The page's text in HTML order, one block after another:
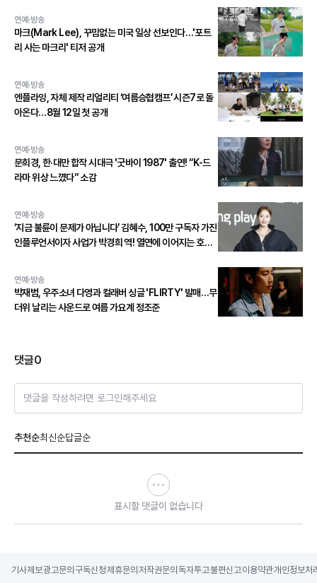
연예·방송
마크(Mark Lee), 꾸밈없는 미국 일상 선보인다…'포트
리 사는 마크리' 티저 공개
연예·방송
엔플라잉, 자체 제작 리얼리티 ‘여름승협캠프’ 시즌7로 돌
아온다…8월 12일 첫 공개
연예·방송
문희경, 한·대만 합작 시대극 '굿바이 1987' 출연! “K-드
라마 위상 느꼈다” 소감
연예·방송
‘지금 불륜이 문제가 아닙니다’ 김혜수, 100만 구독자 가진
인플루언서이자 사업가 박경희 역! 열연에 이어지는 호평
연예·방송
박재범, 우주소녀 다영과 컬래버 싱글 'FLIRTY' 발매…무
더위 날리는 사운드로 여름 가요계 정조준
댓글0
댓글을 작성하려면 로그인해주세요
추천순최신순답글순
표시할 댓글이 없습니다
기사제보광고문의 구독신청제휴문의 저작권문의 독자투고불편신고이용약관개인정보처